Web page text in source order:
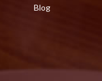
Blog